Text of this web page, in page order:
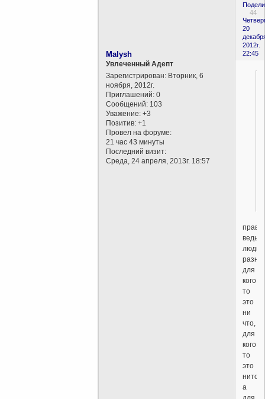
44
20
2012г.
22:45
Malysh
Увлеченный Адепт
Зарегистрирован: Вторник, 6
ноября, 2012г.
Приглашений: 0
Сообщений: 103
Уважение: +3
Позитив: +1
Провел на форуме:
21 час 43 минуты
Последний визит:
Среда, 24 апреля, 2013г. 18:57
ведь
люди
для
кого
то
это
ни
что,
для
кого
то
это
а